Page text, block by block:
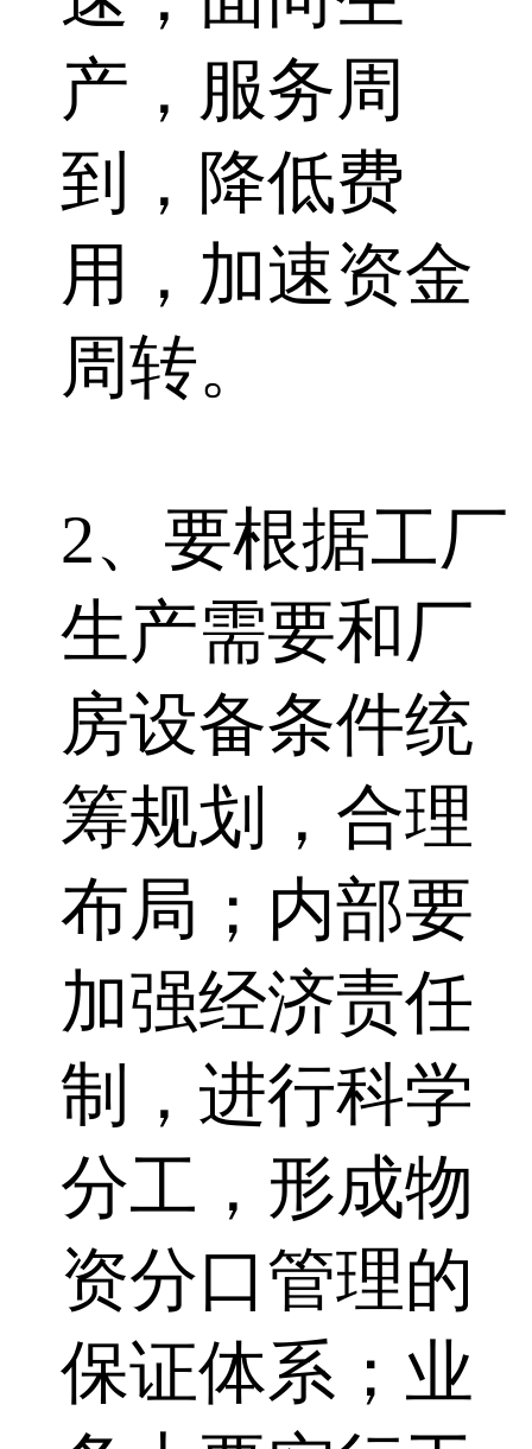
产，服务周
到，降低费
用，加速资金
周转。
2、要根据工厂
生产需要和厂
房设备条件统
筹规划，合理
布局；内部要
加强经济责任
制，进行科学
分工，形成物
资分口管理的
保证体系；业